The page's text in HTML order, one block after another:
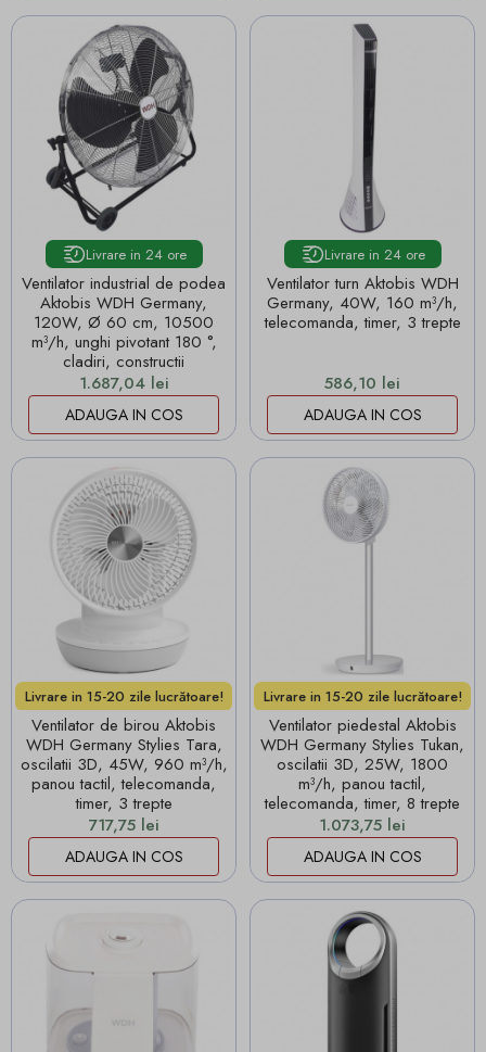
Livrare in 24 ore
Ventilator industrial de podea
Aktobis WDH Germany,
120W, Ø 60 cm, 10500
m³/h, unghi pivotant 180 °,
cladiri, constructii
Pret
1.687,04 lei
ADAUGA IN COS
Livrare in 24 ore
Ventilator turn Aktobis WDH
Germany, 40W, 160 m³/h,
telecomanda, timer, 3 trepte
Pret
586,10 lei
ADAUGA IN COS
Livrare in 15-20 zile lucrătoare!
Ventilator de birou Aktobis
WDH Germany Stylies Tara,
oscilatii 3D, 45W, 960 m³/h,
panou tactil, telecomanda,
timer, 3 trepte
Pret
717,75 lei
ADAUGA IN COS
Livrare in 15-20 zile lucrătoare!
Ventilator piedestal Aktobis
WDH Germany Stylies Tukan,
oscilatii 3D, 25W, 1800
m³/h, panou tactil,
telecomanda, timer, 8 trepte
Pret
1.073,75 lei
ADAUGA IN COS